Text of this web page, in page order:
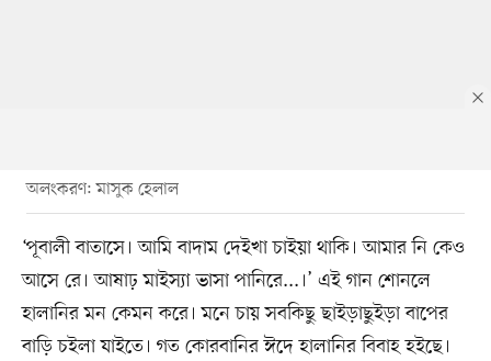
অলংকরণ: মাসুক হেলাল
‘পূবালী বাতাসে। আমি বাদাম দেইখা চাইয়া থাকি। আমার নি কেও
আসে রে। আষাঢ় মাইস্যা ভাসা পানিরে...।’ এই গান শোনলে
হালানির মন কেমন করে। মনে চায় সবকিছু ছাইড়াছুইড়া বাপের
বাড়ি চইলা যাইতে। গত কোরবানির ঈদে হালানির বিবাহ হইছে।